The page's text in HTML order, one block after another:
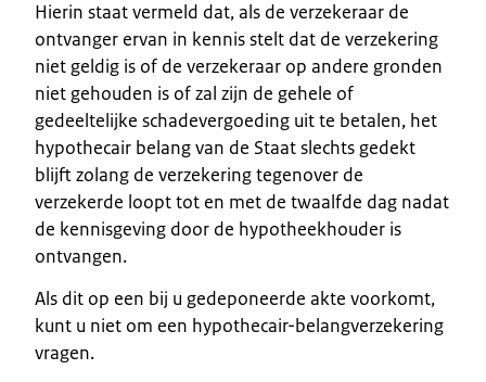
Hierin staat vermeld dat, als de verzekeraar de
ontvanger ervan in kennis stelt dat de verzekering
niet geldig is of de verzekeraar op andere gronden
niet gehouden is of zal zijn de gehele of
gedeeltelijke schadevergoeding uit te betalen, het
hypothecair belang van de Staat slechts gedekt
blijft zolang de verzekering tegenover de
verzekerde loopt tot en met de twaalfde dag nadat
de kennisgeving door de hypotheekhouder is
ontvangen.
Als dit op een bij u gedeponeerde akte voorkomt,
kunt u niet om een hypothecair-belangverzekering
vragen.